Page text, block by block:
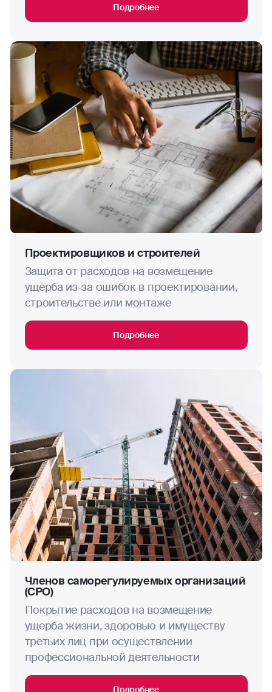
Подробнее
Проектировщиков и строителей
Защита от расходов на возмещение
ущерба из-за ошибок в проектировании,
строительстве или монтаже
Подробнее
Членов саморегулируемых организаций
(СРО)
Покрытие расходов на возмещение
ущерба жизни, здоровью и имуществу
третьих лиц при осуществлении
профессиональной деятельности
Подробнее